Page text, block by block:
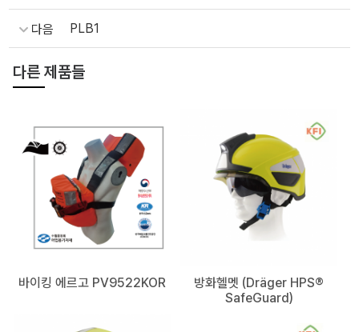
다음 PLB1
다른 제품들
바이킹 에르고 PV9522KOR
방화헬멧 (Dräger HPS®
SafeGuard)